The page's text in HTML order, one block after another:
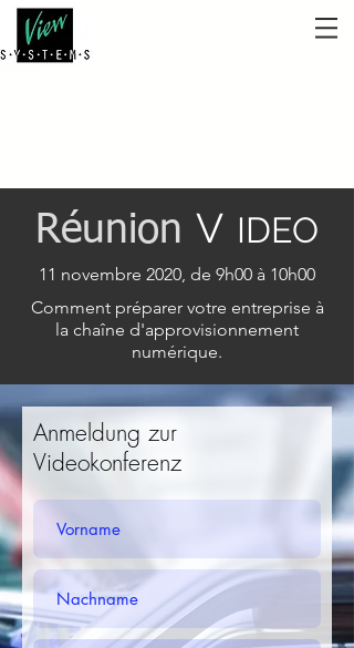
Réunion V IDEO
11 novembre 2020, de 9h00 à 10h00
Comment préparer votre entreprise à
la chaîne d'approvisionnement
numérique.
Anmeldung zur
Videokonferenz